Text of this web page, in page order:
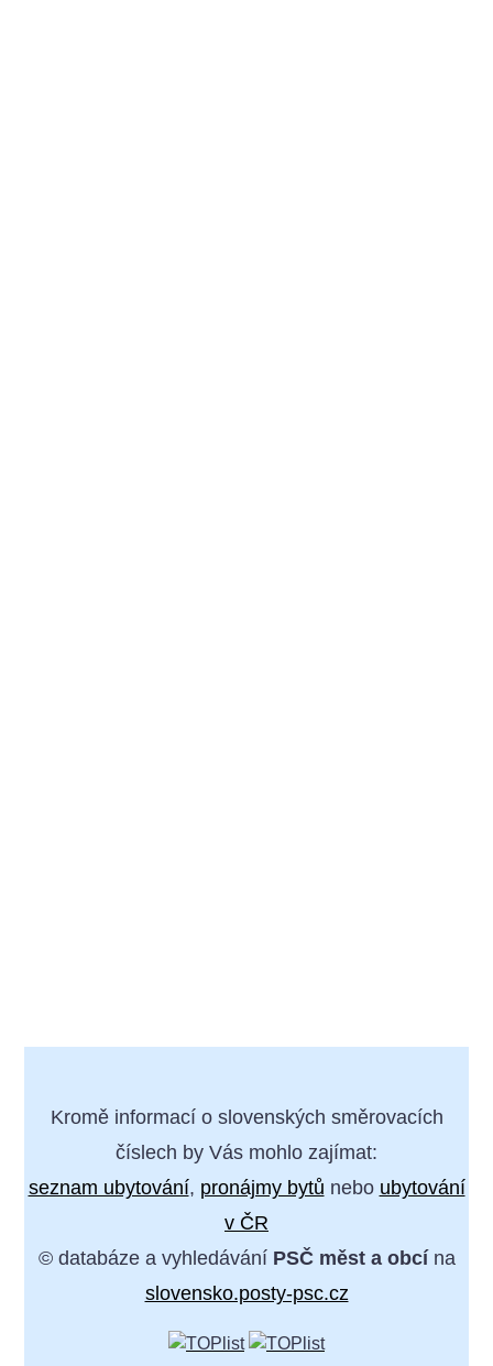
Kromě informací o slovenských směrovacích
číslech by Vás mohlo zajímat:
seznam ubytování, pronájmy bytů nebo ubytování
v ČR
© databáze a vyhledávání PSČ měst a obcína
slovensko.posty-psc.cz